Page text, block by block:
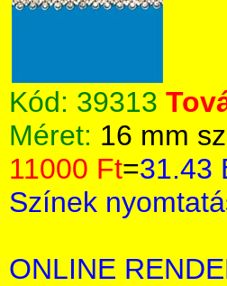
Kód: 39313
Méret: 16 mm
11000 Ft=31.43
Színek
ONLINE